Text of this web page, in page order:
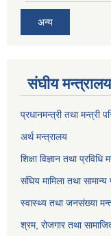
अन्य
संघीय
प्रधानमन्त्री तथा मन्त्री
अर्थ मन्त्रालय
शिक्षा विज्ञान तथा प्रविधि
संघिय मामिला तथा
स्वास्थ्य तथा जनसंख्या
श्रम, रोजगार तथा